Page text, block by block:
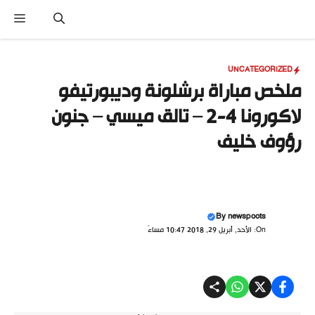
المحتوى
UNCATEGORIZED
ملخص مباراة برشلونة وديبورتيفو
لاكورونا 4-2 – تالق ميسي – جنون
رؤوف خليف
Bynewspoots
On: الأحد, أبريل 29, 2018 10:47 مساءً